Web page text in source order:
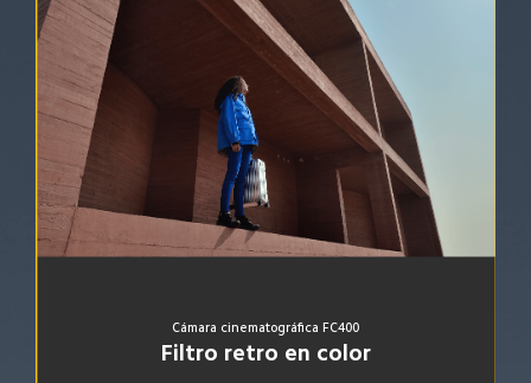
Cámara cinematográfica KG200
Filtro dorado